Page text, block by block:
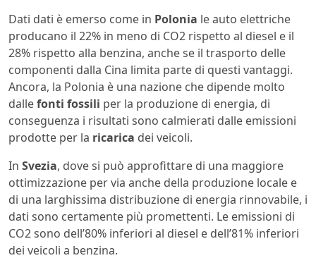
Dati dati è emerso come in Polonia le auto elettriche
producano il 22% in meno di CO2 rispetto al diesel e il
28% rispetto alla benzina, anche se il trasporto delle
componenti dalla Cina limita parte di questi vantaggi.
Ancora, la Polonia è una nazione che dipende molto
dallefonti fossili per la produzione di energia, di
conseguenza i risultati sono calmierati dalle emissioni
prodotte per la ricarica dei veicoli.
In Svezia, dove si può approfittare di una maggiore
ottimizzazione per via anche della produzione locale e
di una larghissima distribuzione di energia rinnovabile, i
dati sono certamente più promettenti. Le emissioni di
CO2 sono dell’80% inferiori al diesel e dell’81% inferiori
dei veicoli a benzina.